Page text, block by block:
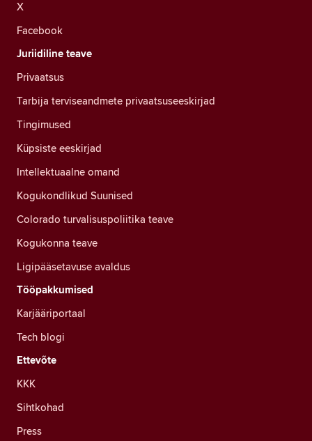
X
Facebook
Juriidiline teave
Privaatsus
Tarbija terviseandmete privaatsuseeskirjad
Tingimused
Küpsiste eeskirjad
Intellektuaalne omand
Kogukondlikud Suunised
Colorado turvalisuspoliitika teave
Kogukonna teave
Ligipääsetavuse avaldus
Tööpakkumised
Karjääriportaal
Tech blogi
Ettevõte
KKK
Sihtkohad
Press